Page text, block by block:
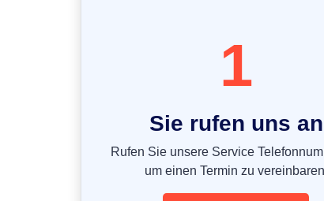
1
Sie rufen uns an
Rufen Sie unsere Service
um einen Termin zu